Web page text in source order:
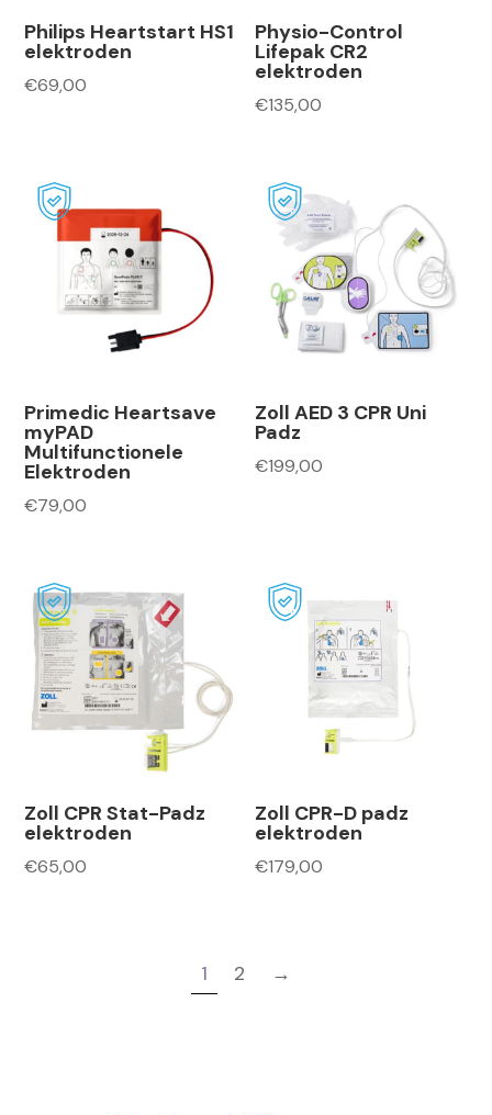
Philips Heartstart HS1
elektroden
€69,00
Physio-Control
Lifepak CR2
elektroden
€135,00
Primedic Heartsave
myPAD
Multifunctionele
Elektroden
€79,00
Zoll AED 3 CPR Uni
Padz
€199,00
Zoll CPR Stat-Padz
elektroden
€65,00
Zoll CPR-D padz
elektroden
€179,00
1 2 →